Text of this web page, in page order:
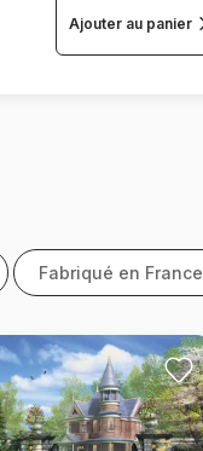
Ajouter au panier
Fabriqué en France